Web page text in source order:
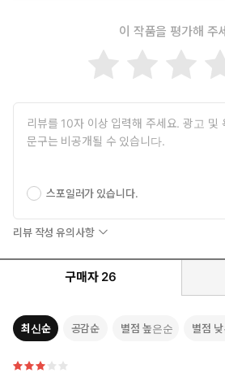
목들로 이루어진 구성은 자기계발이라는
마저 소비 대상으로 전락시키는 자본주의
도구나 수단으로서가 아닌 쾌락 그 자체를
들에게 쾌감을 선사한다. 독자들은 이번
를 제대로 확인할 수 있다.
줄거리
회사에 목매단 대기업 부장이자 처자식한
아빠. 더 나갈 곳도 물러설 곳도 없이 쳇
장은 전립선염 치료를 받기 위해 찾은 병
만난다. 의사에게 전립선 마사지를 받던
끼고 만 것. 쾌감의 정체가 드라이 오르가
은 자기도 모르는 사이 오르가슴의 세계
기만 하던 이 부장의 삶은 전에 없는 활기
섯에 비로소 스스로 기뻐지는 법을 깨친
이 작품을 평가해 주
스포일러가 있습니다.
리뷰 작성 유의사항
구매자 26
최신순 공감순 별점 높은순 별점